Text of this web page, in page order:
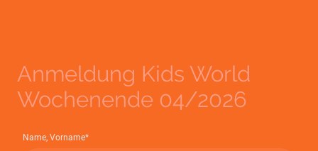
Anmeldung Kids World
Wochenende 04/2026
Name, Vorname*